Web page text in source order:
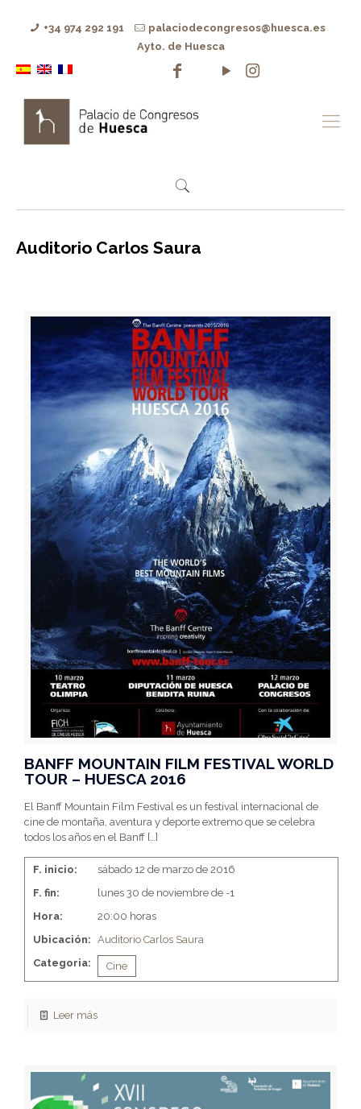
+34 974 292 191
palaciodecongresos@huesca.es
Ayto. de Huesca
Auditorio Carlos Saura
BANFF MOUNTAIN FILM FESTIVAL WORLD
TOUR – HUESCA 2016
El Banff Mountain Film Festival es un festival internacional de
cine de montaña, aventura y deporte extremo que se celebra
todos los años en el Banff […]
F. inicio:
sábado 12 de marzo de 2016
F. fin:
lunes 30 de noviembre de -1
Hora:
20:00 horas
Ubicación: Auditorio Carlos Saura
Categoria:
Cine
Leer más